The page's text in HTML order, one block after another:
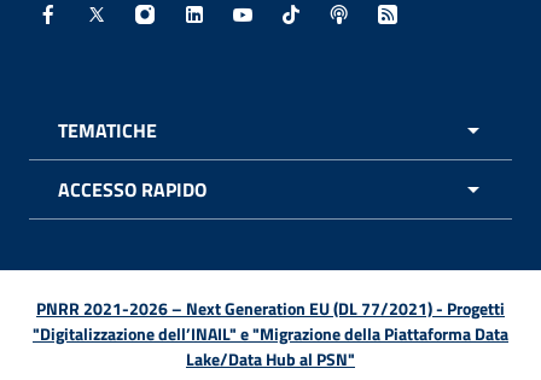
Facebook - Sito esterno - Apertura in nuova finestra
X - Sito esterno - Apertura in nuova finestra
Instagram - Sito esterno - Apertura in
Linkedin - Sito esterno - Apertura in
Youtube - Sito esterno -
TikTok - Sito esterno -
Spreaker - Sito
Feed RSS -
TEMATICHE
ACCESSO RAPIDO
PNRR 2021-2026 – Next Generation EU (DL 77/2021) - Progetti
"Digitalizzazione dell’INAIL" e "Migrazione della Piattaforma Data
Lake/Data Hub al PSN"